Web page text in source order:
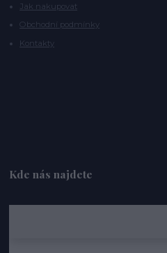
Jak nakupovat
Obchodní podmínky
Kontakty
Kde nás najdete